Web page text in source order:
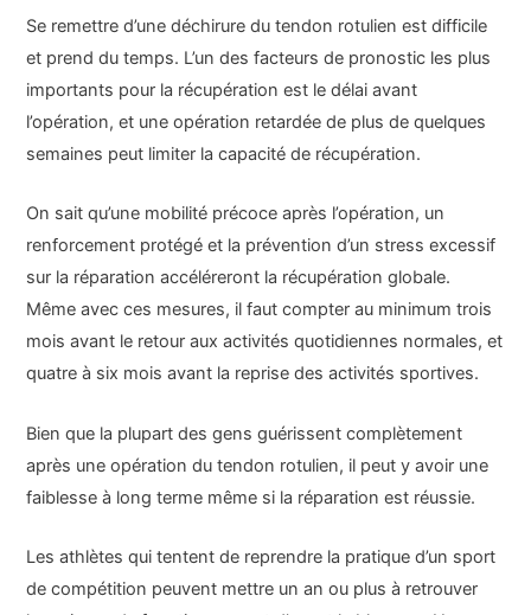
Se remettre d’une déchirure du tendon rotulien est difficile
et prend du temps. L’un des facteurs de pronostic les plus
importants pour la récupération est le délai avant
l’opération, et une opération retardée de plus de quelques
semaines peut limiter la capacité de récupération.
On sait qu’une mobilité précoce après l’opération, un
renforcement protégé et la prévention d’un stress excessif
sur la réparation accéléreront la récupération globale.
Même avec ces mesures, il faut compter au minimum trois
mois avant le retour aux activités quotidiennes normales, et
quatre à six mois avant la reprise des activités sportives.
Bien que la plupart des gens guérissent complètement
après une opération du tendon rotulien, il peut y avoir une
faiblesse à long terme même si la réparation est réussie.
Les athlètes qui tentent de reprendre la pratique d’un sport
de compétition peuvent mettre un an ou plus à retrouver